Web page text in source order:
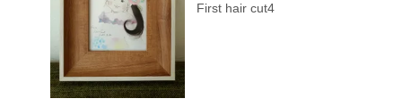
First hair cut4